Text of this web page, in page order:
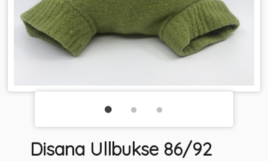
Disana Ullbukse 86/92